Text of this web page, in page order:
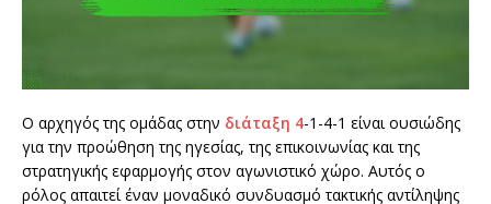
Ο αρχηγός της ομάδας στην διάταξη 4-1-4-1 είναι ουσιώδης
για την προώθηση της ηγεσίας, της επικοινωνίας και της
στρατηγικής εφαρμογής στον αγωνιστικό χώρο. Αυτός ο
ρόλος απαιτεί έναν μοναδικό συνδυασμό τακτικής αντίληψης